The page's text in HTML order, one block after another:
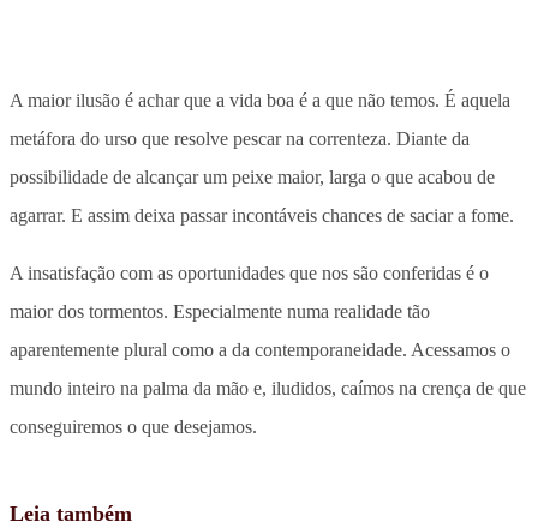
A maior ilusão é achar que a vida boa é a que não temos. É aquela
metáfora do urso que resolve pescar na correnteza. Diante da
possibilidade de alcançar um peixe maior, larga o que acabou de
agarrar. E assim deixa passar incontáveis chances de saciar a fome.
A insatisfação com as oportunidades que nos são conferidas é o
maior dos tormentos. Especialmente numa realidade tão
aparentemente plural como a da contemporaneidade. Acessamos o
mundo inteiro na palma da mão e, iludidos, caímos na crença de que
conseguiremos o que desejamos.
Leia também